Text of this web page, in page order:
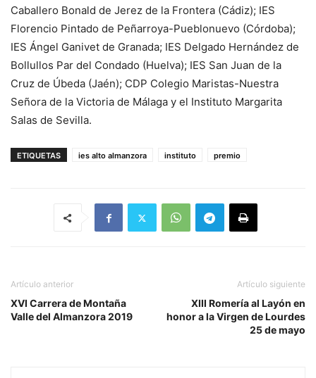
Caballero Bonald de Jerez de la Frontera (Cádiz); IES
Florencio Pintado de Peñarroya-Pueblonuevo (Córdoba);
IES Ángel Ganivet de Granada; IES Delgado Hernández de
Bollullos Par del Condado (Huelva); IES San Juan de la
Cruz de Úbeda (Jaén); CDP Colegio Maristas-Nuestra
Señora de la Victoria de Málaga y el Instituto Margarita
Salas de Sevilla.
ETIQUETAS ies alto almanzora instituto premio
Artículo anterior
XVI Carrera de Montaña
Valle del Almanzora 2019
Artículo siguiente
XIII Romería al Layón en
honor a la Virgen de Lourdes
25 de mayo